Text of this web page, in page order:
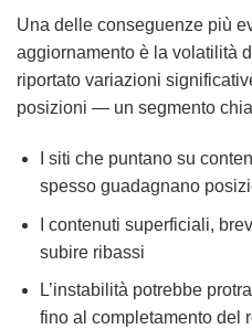
Una delle conseguenze più
aggiornamento è la volatilità
riportato variazioni
posizioni — un segmento
I siti che puntano su
spesso guadagnano
I contenuti superficiali,
subire ribassi
L’instabilità potrebbe
fino al completamento del